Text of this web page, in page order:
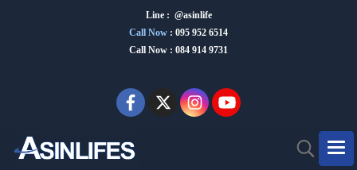
Line : @asinlife
Call Now : 095 952 6514
Call Now : 084 914 9731